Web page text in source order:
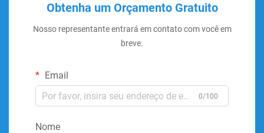
Obtenha um Orçamento Gratuito
Nosso representante entrará em contato com você em
breve.
Email
0/100
Nome